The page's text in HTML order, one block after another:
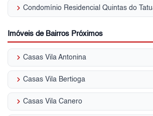
keyboard_arrow_right
Imóveis de Bairros Próximos
keyboard_arrow_right Casas Vila Antonina
keyboard_arrow_right Casas Vila Bertioga
keyboard_arrow_right Casas Vila Canero